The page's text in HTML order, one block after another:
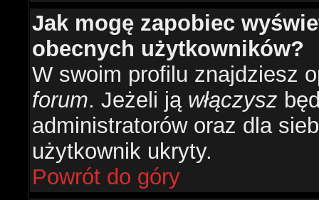
Jak mogę zapobiec
obecnych użytkowników?
W swoim profilu znajdziesz
forum. Jeżeli ją włączysz
administratorów oraz dla
użytkownik ukryty.
Powrót do góry